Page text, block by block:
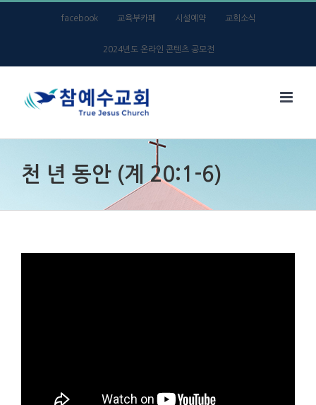
facebook 교육부카페 시설예약 교회소식
2024년도 온라인 콘텐츠 공모전
천 년 동안 (계 20:1-6)